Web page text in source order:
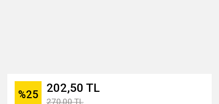
%25 202,50 TL
270,00 TL